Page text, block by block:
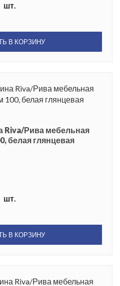
шт.
В КОРЗИНУ
Riva/Рива мебельная
белая глянцевая
шт.
В КОРЗИНУ